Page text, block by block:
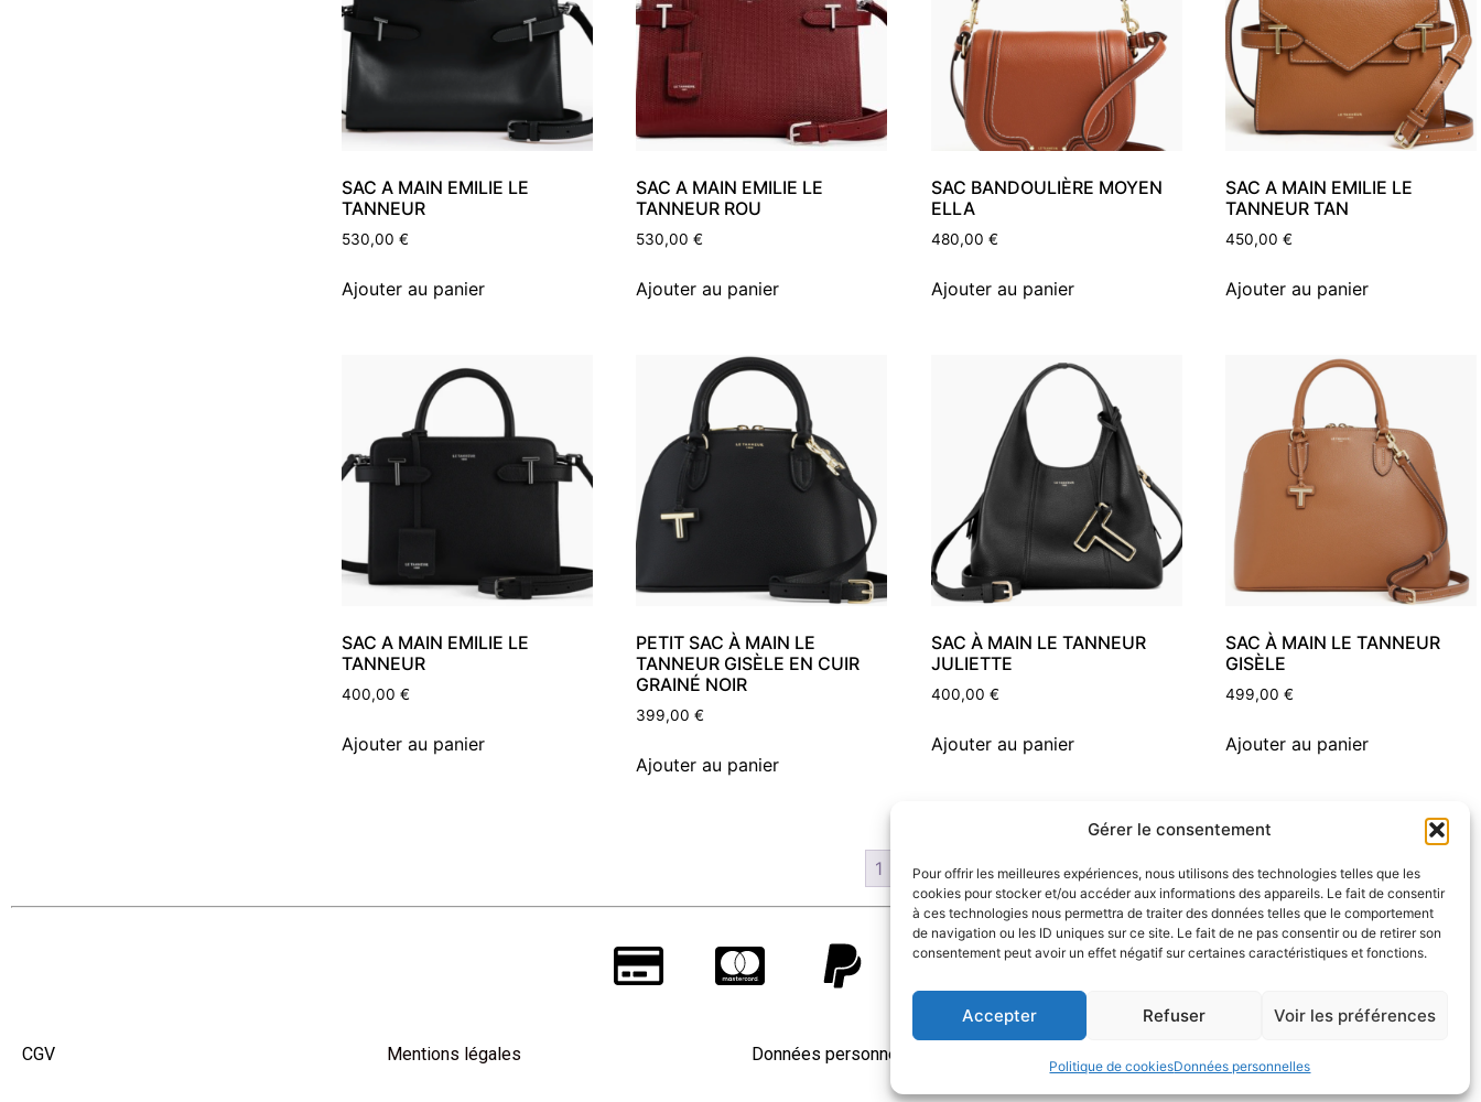
Gérer le consentement
Pour offrir les meilleures expériences, nous utilisons des technologies telles que les
cookies pour stocker et/ou accéder aux informations des appareils. Le fait de consentir
à ces technologies nous permettra de traiter des données telles que le comportement
de navigation ou les ID uniques sur ce site. Le fait de ne pas consentir ou de retirer son
consentement peut avoir un effet négatif sur certaines caractéristiques et fonctions.
Accepter Refuser Voir les préférences
Politique de cookiesDonnées personnelles
SAC A MAIN EMILIE LE
TANNEUR
530,00 €
Ajouter au panier
SAC A MAIN EMILIE LE
TANNEUR ROU
530,00€
Ajouter au panier
SAC BANDOULIÈRE MOYEN
ELLA
480,00 €
Ajouter au panier
SAC A MAIN EMILIE LE
TANNEUR TAN
450,00 €
Ajouter au panier
SAC A MAIN EMILIE LE
TANNEUR
400,00 €
Ajouter au panier
PETIT SAC À MAIN LE
TANNEUR GISÈLE EN CUIR
GRAINÉ NOIR
399,00€
Ajouter au panier
SAC À MAIN LE TANNEUR
JULIETTE
400,00 €
Ajouter au panier
SAC À MAIN LE TANNEUR
GISÈLE
499,00 €
Ajouter au panier
1 →
CGV Mentions légales Données personnelles